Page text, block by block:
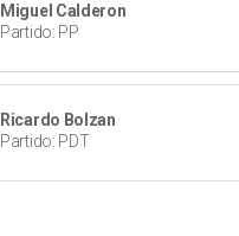
Miguel Calderon
Partido: PP
Ricardo Bolzan
Partido: PDT